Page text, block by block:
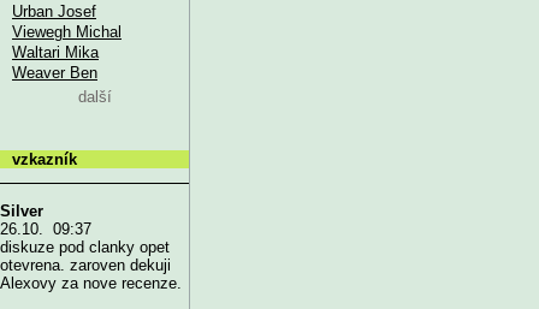
Urban Josef
Viewegh Michal
Waltari Mika
Weaver Ben
další
vzkazník
Silver
26.10. 09:37
diskuze pod clanky opet
otevrena. zaroven dekuji
Alexovy za nove recenze.